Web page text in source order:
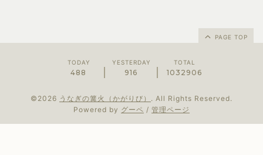
PAGE TOP
TODAY
488
YESTERDAY
916
TOTAL
1032906
©2026 うなぎの篝火（かがりび） . All Rights Reserved.
Powered by グーペ / 管理ページ